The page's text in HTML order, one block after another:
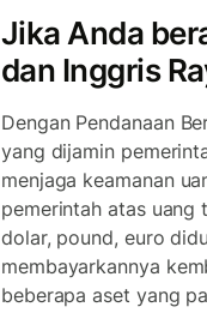
Jika Anda
dan Inggris
Dengan Pendanaan
yang dijamin
menjaga keamanan
pemerintah atas uang
dolar, pound, euro
membayarkannya
beberapa aset yang